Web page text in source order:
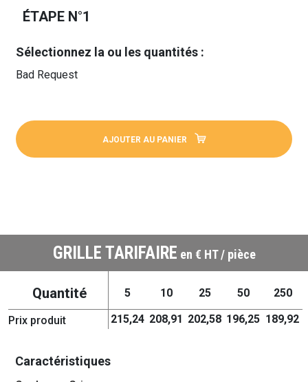
ÉTAPE N°1
Sélectionnez la ou les quantités :
Bad Request
AJOUTER AU PANIER
GRILLE TARIFAIRE en € HT / pièce
Quantité 5 10 25 50 250
Prix produit 215,24 208,91 202,58 196,25 189,92
Caractéristiques